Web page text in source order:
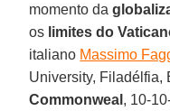
momento da
os limites do
italiano Massimo
University, Filadélfia,
Commonweal , 10-